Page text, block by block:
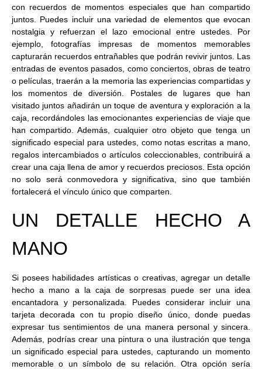
con recuerdos de momentos especiales que han compartido
juntos. Puedes incluir una variedad de elementos que evocan
nostalgia y refuerzan el lazo emocional entre ustedes. Por
ejemplo, fotografías impresas de momentos memorables
capturarán recuerdos entrañables que podrán revivir juntos. Las
entradas de eventos pasados, como conciertos, obras de teatro
o películas, traerán a la memoria las experiencias compartidas y
los momentos de diversión. Postales de lugares que han
visitado juntos añadirán un toque de aventura y exploración a la
caja, recordándoles las emocionantes experiencias de viaje que
han compartido. Además, cualquier otro objeto que tenga un
significado especial para ustedes, como notas escritas a mano,
regalos intercambiados o artículos coleccionables, contribuirá a
crear una caja llena de amor y recuerdos preciosos. Esta opción
no solo será conmovedora y significativa, sino que también
fortalecerá el vínculo único que comparten.
UN DETALLE HECHO A
MANO
Si posees habilidades artísticas o creativas, agregar un detalle
hecho a mano a la caja de sorpresas puede ser una idea
encantadora y personalizada. Puedes considerar incluir una
tarjeta decorada con tu propio diseño único, donde puedas
expresar tus sentimientos de una manera personal y sincera.
Además, podrías crear una pintura o una ilustración que tenga
un significado especial para ustedes, capturando un momento
memorable o un símbolo de su relación. Otra opción sería